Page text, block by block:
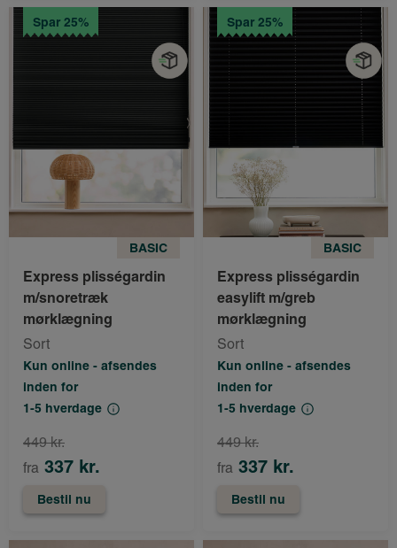
Spar 25%
BASIC
Express plisségardin
m/snoretræk
mørklægning
Sort
Kun online - afsendes
inden for
1-5 hverdage
fra 337 kr.
449 kr.
Bestil nu
Spar 25%
BASIC
Express plisségardin
easylift m/greb
mørklægning
Sort
Kun online - afsendes
inden for
1-5 hverdage
fra 337 kr.
449 kr.
Bestil nu